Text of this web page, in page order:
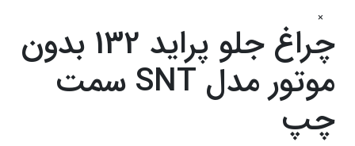
×
چراغ جلو پراید 132 بدون
موتور مدل SNT سمت
چپ